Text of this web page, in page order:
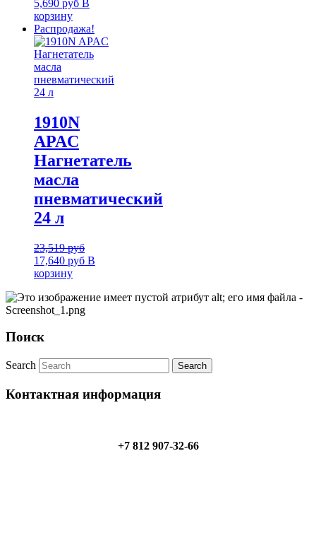
5,690 руб В
корзину
Распродажа!
1910N
APAC
Нагнетатель
масла
пневматический
24 л
23,519руб
17,640 руб В
корзину
Поиск
Search
Контактная информация
+7 812 907-32-66